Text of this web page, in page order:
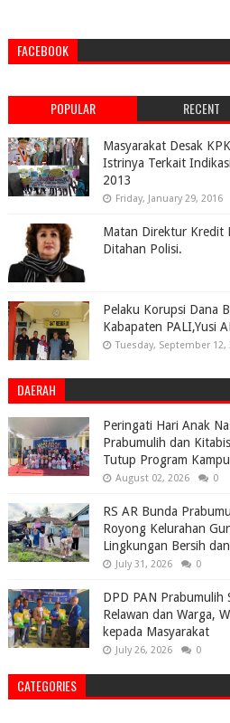
FACEBOOK
POPULAR RECENT
Masyarakat Desak
Istrinya Terkait
2013
Friday, January 29, 2016
Matan Direktur Kredit
Ditahan Polisi.
Pelaku Korupsi Dana
Kabapaten PALI,Yusi
Tuesday, September 12,
DAERAH
Peringati Hari Anak
Prabumulih dan
Tutup Program
August 02, 2026 0
RS AR Bunda
Royong Kelurahan
Lingkungan Bersih
July 31, 2026 0
DPD PAN Prabumulih
Relawan dan Warga,
kepada Masyarakat
July 26, 2026 0
CATEGORIES